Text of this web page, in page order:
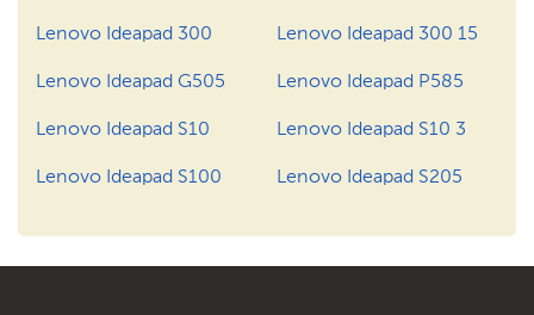
1200 ₽
Замена инвертора 750 ₽ Заказать
Lenovo Ideapad 300 Lenovo Ideapad 300 15
Lenovo Ideapad G505 Lenovo Ideapad P585
Lenovo Ideapad S10 Lenovo Ideapad S10 3
Lenovo Ideapad S100 Lenovo Ideapad S205